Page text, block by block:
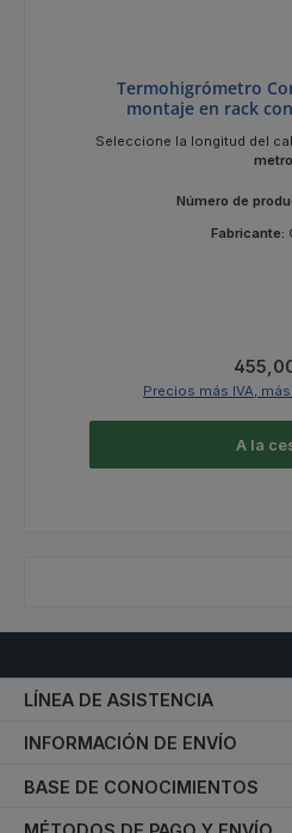
Termohigrómetro
montaje en rack
Seleccione la longitud del
metro
Número de
Fabricante:
Precio
Precios más IVA,
A la
LÍNEA DE ASISTENCIA
INFORMACIÓN DE ENVÍO
BASE DE CONOCIMIENTOS